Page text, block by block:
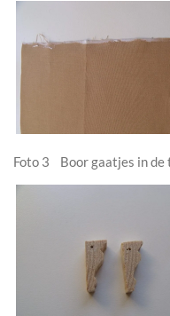
Foto 3 Boor gaatjes in de